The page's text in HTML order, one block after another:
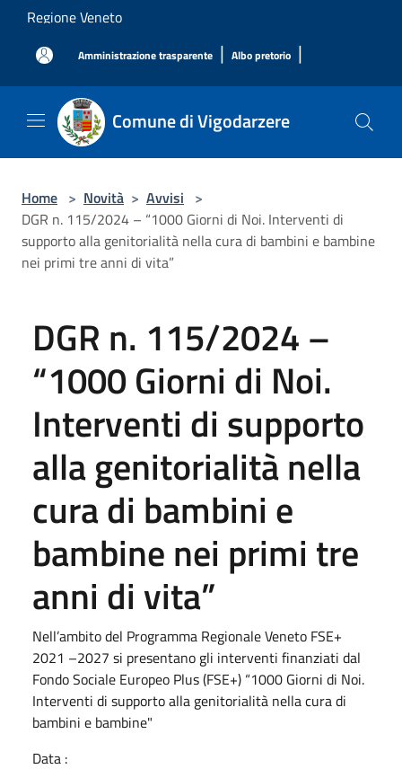
Salta al contenuto principale
Regione Veneto
Amministrazione trasparente | Albo pretorio |
Comune di Vigodarzere
Home > Novità > Avvisi >
DGR n. 115/2024 – “1000 Giorni di Noi. Interventi di
supporto alla genitorialità nella cura di bambini e bambine
nei primi tre anni di vita”
DGR n. 115/2024 –
“1000 Giorni di Noi.
Interventi di supporto
alla genitorialità nella
cura di bambini e
bambine nei primi tre
anni di vita”
Nell’ambito del Programma Regionale Veneto FSE+
2021 –2027 si presentano gli interventi finanziati dal
Fondo Sociale Europeo Plus (FSE+) “1000 Giorni di Noi.
Interventi di supporto alla genitorialità nella cura di
bambini e bambine"
Data :